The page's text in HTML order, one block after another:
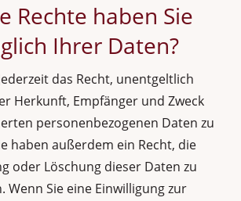
Rechte haben Sie
Ihrer Daten?
das Recht, unentgeltlich
Herkunft, Empfänger und Zweck
personenbezogenen Daten zu
haben außerdem ein Recht, die
oder Löschung dieser Daten zu
Wenn Sie eine Einwilligung zur